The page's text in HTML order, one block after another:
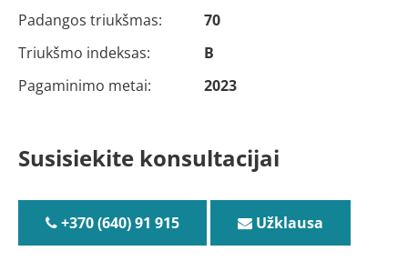
Padangos triukšmas:
70
Triukšmo indeksas:
B
Pagaminimo metai:
2023
Susisiekite konsultacijai
+370 (640) 91 915 Užklausa